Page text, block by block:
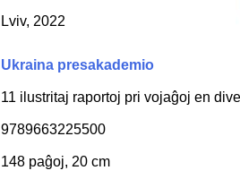
Lviv, 2022
Ukraina presakademio
11 ilustritaj raportoj pri vojaĝoj en
9789663225500
148 paĝoj, 20 cm